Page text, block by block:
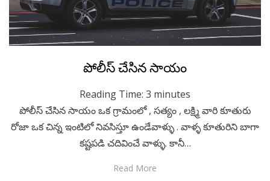
Posted
on
November 5, 2020
Telugu
పోలీస్ చేసిన సాయం
Reading Time: 3 minutes
పోలీస్ చేసిన సాయం ఒక గ్రామంలో , సత్యం , లక్ష్మి వారి కూతురు
రోజా ఒక చిన్న ఇంటిలో నివసిస్తూ ఉండేవాళ్ళు . వాళ్ళ కూతురిని బాగా
కష్టపడి చదివించే వాళ్ళు. కానీ…
Read More